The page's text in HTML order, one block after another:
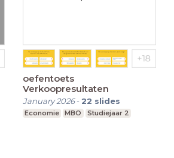
oefentoets
Verkoopresultaten
January 2026- 22 slides
Economie MBO Studiejaar 2